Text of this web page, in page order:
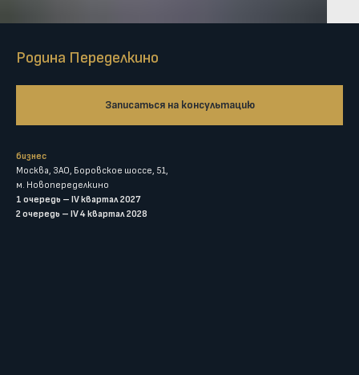
Родина Переделкино
Записаться на консультацию
бизнес
Москва, ЗАО, Боровское шоссе, 51,
м. Новопеределкино
1 очередь – IV квартал 2027
2 очередь – IV 4 квартал 2028